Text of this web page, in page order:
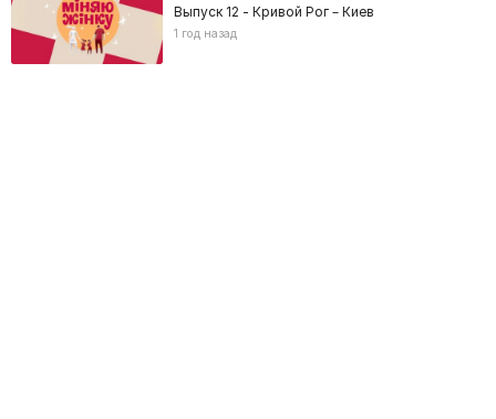
Выпуск 12 - Кривой Рог – Киев
1 год назад